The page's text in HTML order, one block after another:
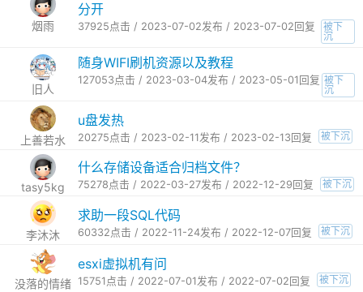
烟雨
分开
37925点击 / 2023-07-02发布 / 2023-07-02回复
被下
沉
旧人
随身WIFI刷机资源以及教程
127053点击 / 2023-03-04发布 / 2023-05-01回复 被下
沉
上善若水
u盘发热
20275点击 / 2023-02-11发布 / 2023-02-13回复 被下沉
tasy5kg
什么存储设备适合归档文件？
75278点击 / 2022-03-27发布 / 2022-12-29回复 被下沉
李沐沐
求助一段SQL代码
60332点击 / 2022-11-24发布 / 2022-12-07回复 被下沉
没落的情绪
esxi虚拟机有问
15751点击 / 2022-07-01发布 / 2022-07-02回复 被下沉